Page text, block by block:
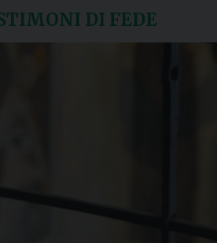
DI FEDE